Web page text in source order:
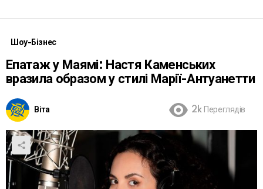
Шоу-Бізнес
Епатаж у Маямі: Настя Каменських
вразила образом у стилі Марії-Антуанетти
Віта 2k Переглядів